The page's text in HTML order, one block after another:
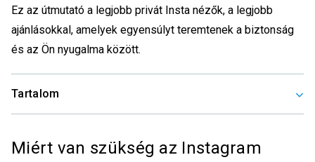
Ez az útmutató a legjobb privát Insta nézők, a legjobb
ajánlásokkal, amelyek egyensúlyt teremtenek a biztonság
és az Ön nyugalma között.
Tartalom
Miért van szükség az Instagram